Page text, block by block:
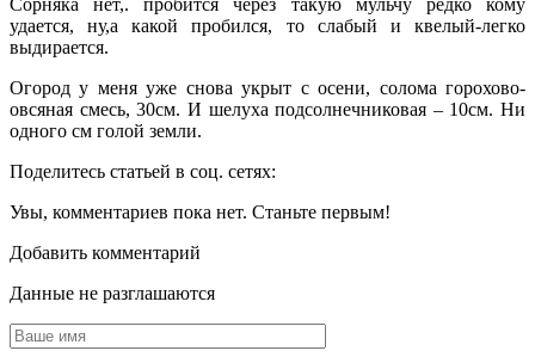
удается, ну,а какой пробился, то слабый и квелый-легко
выдирается.
Огород у меня уже снова укрыт с осени, солома горохово-
овсяная смесь, 30см. И шелуха подсолнечниковая – 10см. Ни
одного см голой земли.
Поделитесь статьей в соц. сетях:
Увы, комментариев пока нет. Станьте первым!
Добавить комментарий
Данные не разглашаются